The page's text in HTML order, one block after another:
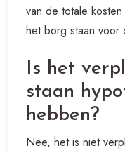
van de totale
het borg staan voor
Is het
staan
hebben?
Nee, het is niet